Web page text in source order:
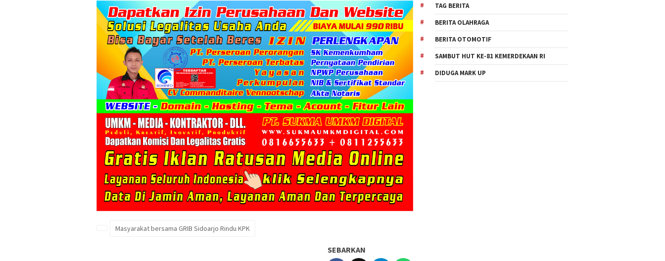
Masyarakat bersama GRIB Sidoarjo Rindu KPK
SEBARKAN
TAG BERITA
BERITA OLAHRAGA
BERITA OTOMOTIF
SAMBUT HUT KE-81 KEMERDEKAAN RI
DIDUGA MARK UP